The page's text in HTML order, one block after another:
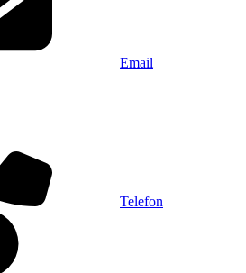
Email
Telefon